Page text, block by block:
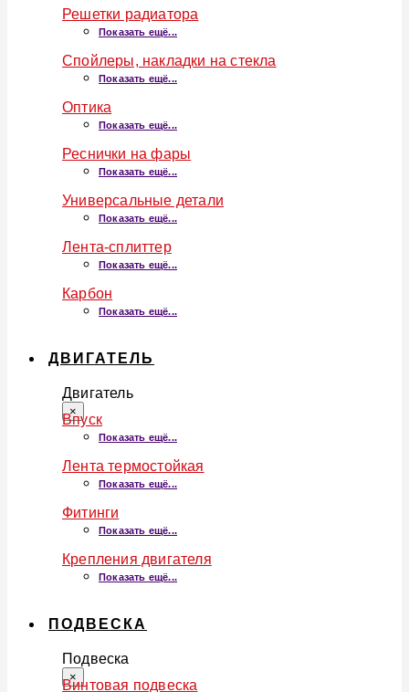
Решетки радиатора
Показать ещё...
Спойлеры, накладки на стекла
Показать ещё...
Оптика
Показать ещё...
Реснички на фары
Показать ещё...
Универсальные детали
Показать ещё...
Лента-сплиттер
Показать ещё...
Карбон
Показать ещё...
ДВИГАТЕЛЬ
Двигатель
×
Впуск
Показать ещё...
Лента термостойкая
Показать ещё...
Фитинги
Показать ещё...
Крепления двигателя
Показать ещё...
ПОДВЕСКА
Подвеска
×
Винтовая подвеска